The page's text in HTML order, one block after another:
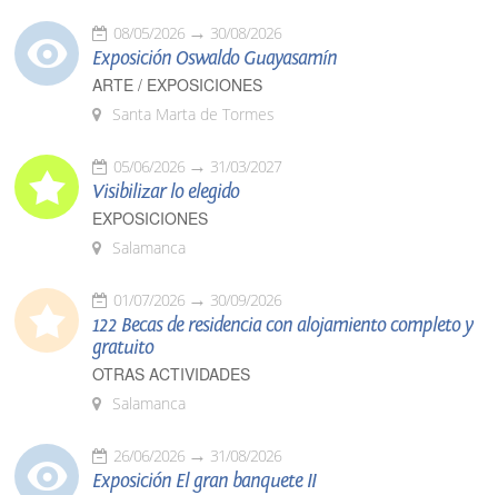
08/05/2026 30/08/2026
Exposición Oswaldo Guayasamín
ARTE / EXPOSICIONES
Santa Marta de Tormes
05/06/2026 31/03/2027
Visibilizar lo elegido
EXPOSICIONES
Salamanca
01/07/2026 30/09/2026
122 Becas de residencia con alojamiento completo y
gratuito
OTRAS ACTIVIDADES
Salamanca
26/06/2026 31/08/2026
Exposición El gran banquete II